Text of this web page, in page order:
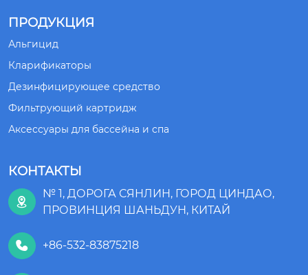
ПРОДУКЦИЯ
Альгицид
Кларификаторы
Дезинфицирующее средство
Фильтрующий картридж
Аксессуары для бассейна и спа
КОНТАКТЫ

№ 1, ДОРОГА СЯНЛИН, ГОРОД ЦИНДАО,
ПРОВИНЦИЯ ШАНЬДУН, КИТАЙ
 +86-532-83875218